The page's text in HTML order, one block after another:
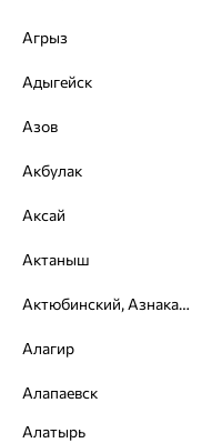
от 48 634
Агрыз
Адыгейск
Азов
Акбулак
Аксай
Актаныш
Актюбинский, Азнакаевский район
Алагир
Алапаевск
Алатырь